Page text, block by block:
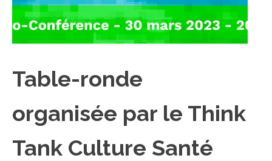
Table-ronde
organisée par le Think
Tank Culture Santé